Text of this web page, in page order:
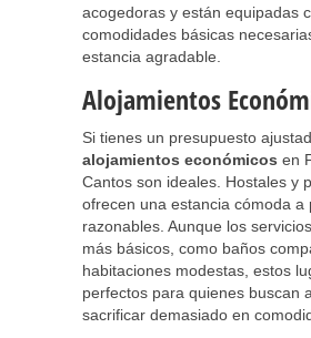
acogedoras y están equipadas
comodidades básicas
estancia agradable.
Alojamientos
Si tienes un presupuesto
alojamientos económicos en
Cantos son ideales. Hostales y
ofrecen una estancia cómoda a
razonables. Aunque los
más básicos, como baños
habitaciones modestas, estos
perfectos para quienes buscan
sacrificar demasiado en